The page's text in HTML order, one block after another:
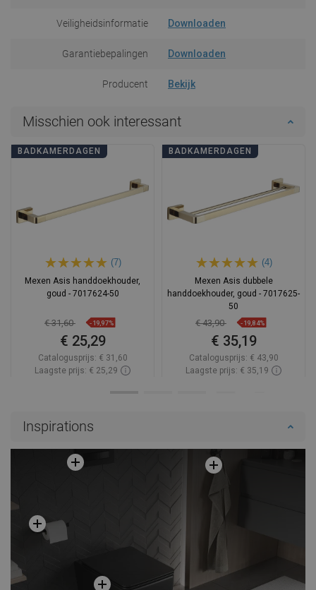
Veiligheidsinformatie Downloaden
Garantiebepalingen Downloaden
Producent Bekijk
Misschien ook interessant
BADKAMERDAGEN
(7)
Mexen Asis handdoekhouder,
goud - 7017624-50
€ 31,60 -19,97%
€ 25,29
Catalogusprijs: € 31,60
Laagste prijs: € 25,29
BADKAMERDAGEN
(4)
Mexen Asis dubbele
handdoekhouder, goud - 7017625-
50
€ 43,90 -19,84%
€ 35,19
Catalogusprijs: € 43,90
Laagste prijs: € 35,19
Inspirations